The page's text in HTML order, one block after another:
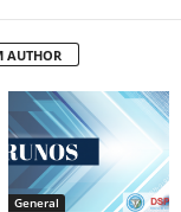
AUTHOR
General